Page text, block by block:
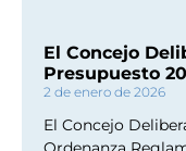
El Concejo
Presupuesto
2 de enero de 2026
El Concejo